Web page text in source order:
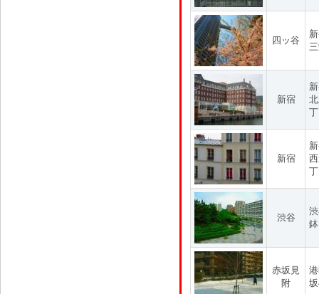
四ッ谷
新宿
新宿
渋谷
赤坂見
附